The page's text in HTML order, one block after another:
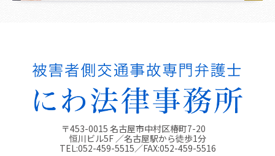
〒453-0015 名古屋市中村区椿町7-20
恒川ビル5F ／名古屋駅から徒歩1分
TEL:052-459-5515／FAX:052-459-5516